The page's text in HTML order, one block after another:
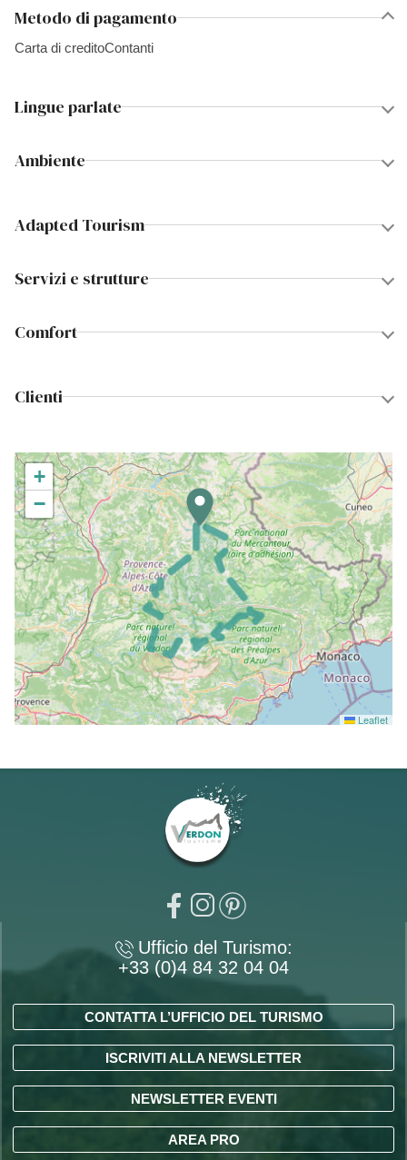
Metodo di pagamento
Carta di creditoContanti
Lingue parlate
Ambiente
Adapted Tourism
Servizi e strutture
Comfort
Clienti
+
−
Leaflet
Ufficio del Turismo:
+33 (0)4 84 32 04 04
CONTATTA L’UFFICIO DEL TURISMO
ISCRIVITI ALLA NEWSLETTER
NEWSLETTER EVENTI
AREA PRO